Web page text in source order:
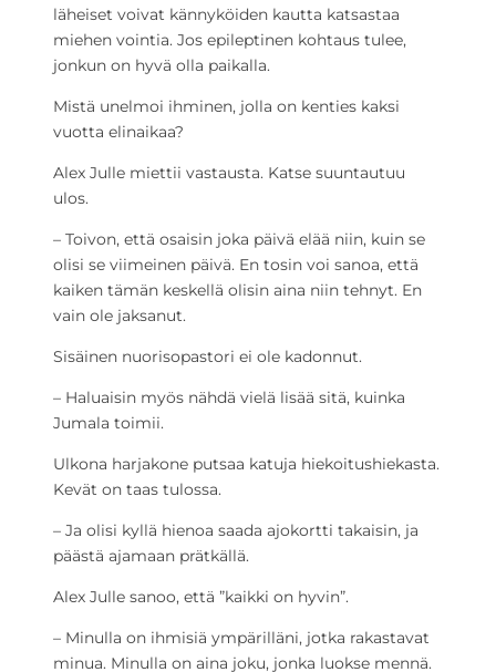
läheiset voivat kännyköiden kautta katsastaa
miehen vointia. Jos epileptinen kohtaus tulee,
jonkun on hyvä olla paikalla.
Mistä unelmoi ihminen, jolla on kenties kaksi
vuotta elinaikaa?
Alex Julle miettii vastausta. Katse suuntautuu
ulos.
– Toivon, että osaisin joka päivä elää niin, kuin se
olisi se viimeinen päivä. En tosin voi sanoa, että
kaiken tämän keskellä olisin aina niin tehnyt. En
vain ole jaksanut.
Sisäinen nuorisopastori ei ole kadonnut.
– Haluaisin myös nähdä vielä lisää sitä, kuinka
Jumala toimii.
Ulkona harjakone putsaa katuja hiekoitushiekasta.
Kevät on taas tulossa.
– Ja olisi kyllä hienoa saada ajokortti takaisin, ja
päästä ajamaan prätkällä.
Alex Julle sanoo, että ”kaikki on hyvin”.
– Minulla on ihmisiä ympärilläni, jotka rakastavat
minua. Minulla on aina joku, jonka luokse mennä.